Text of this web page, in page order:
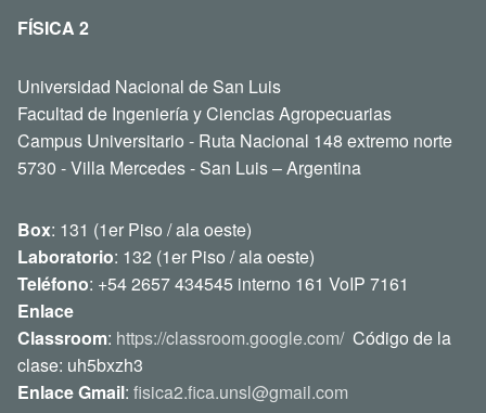
FÍSICA 2
Universidad Nacional de San Luis
Facultad de Ingeniería y Ciencias Agropecuarias
Campus Universitario - Ruta Nacional 148 extremo norte
5730 - Villa Mercedes - San Luis – Argentina
Box: 131 (1er Piso / ala oeste)
Laboratorio: 132 (1er Piso / ala oeste)
Teléfono: +54 2657 434545 interno 161 VoIP 7161
Enlace
Classroom: https://classroom.google.com/Código de la
clase: uh5bxzh3
Enlace Gmail: fisica2.fica.unsl@gmail.com